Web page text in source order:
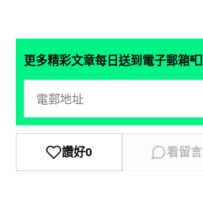
更多精彩文章每日送到電子郵箱📮
讚好0 看留言